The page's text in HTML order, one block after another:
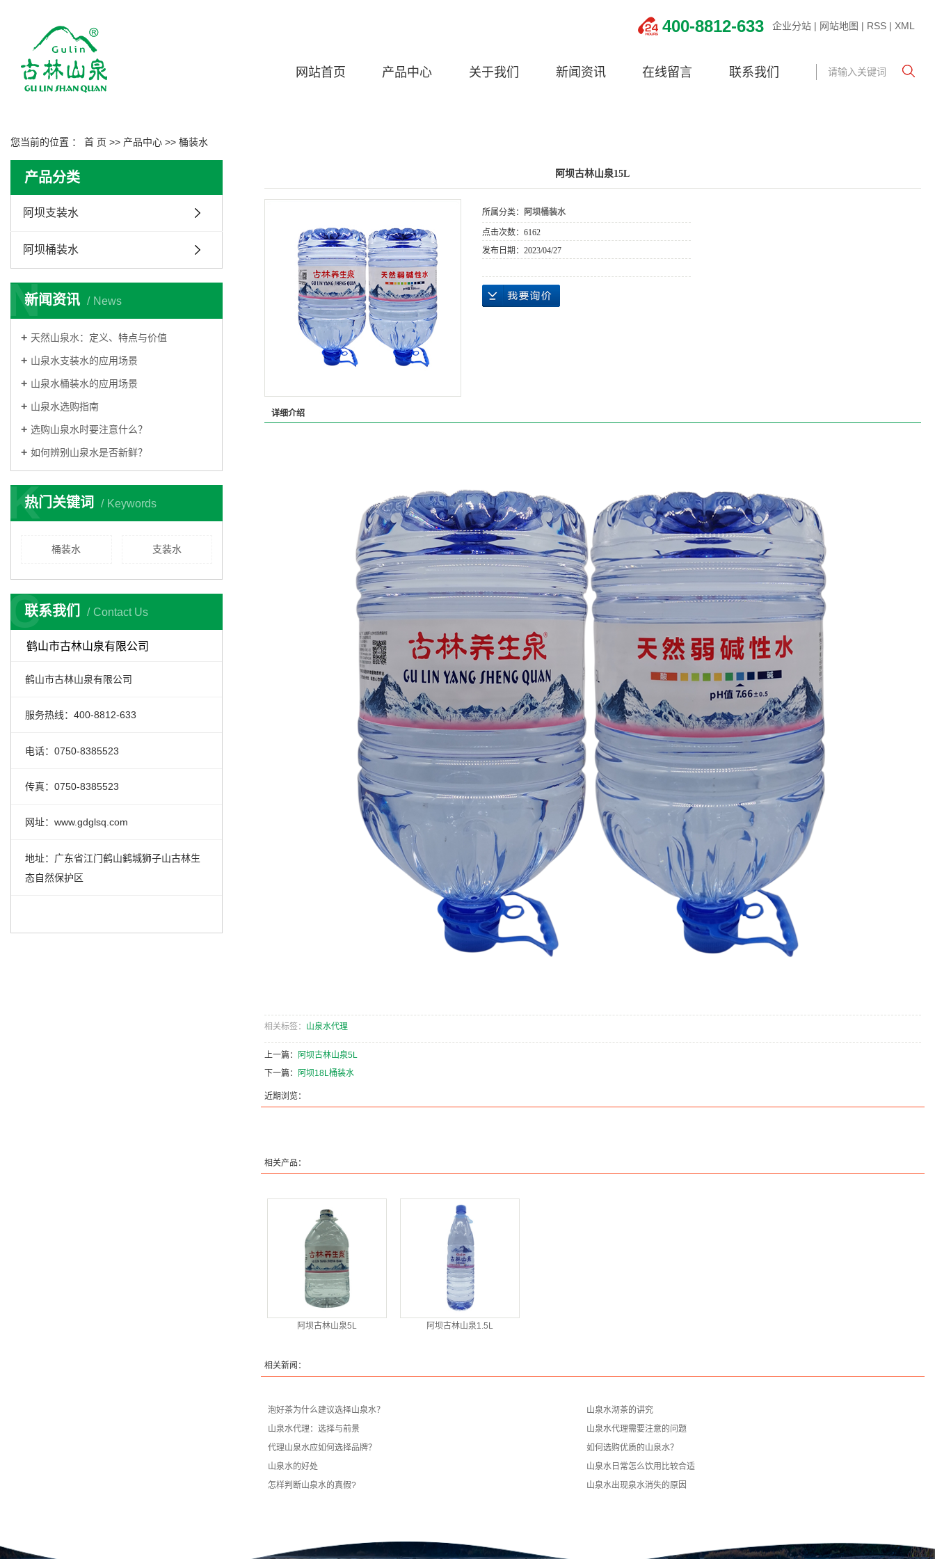
企业分站| 网站地图 | RSS| XML
400-8812-633
网站首页 产品中心 关于我们 新闻资讯 在线留言 联系我们
您当前的位置 ： 首 页 >> 产品中心 >> 桶装水
产品分类
阿坝支装水
阿坝桶装水
新闻资讯 News
N
天然山泉水：定义、特点与价值
山泉水支装水的应用场景
山泉水桶装水的应用场景
山泉水选购指南
选购山泉水时要注意什么？
如何辨别山泉水是否新鲜？
热门关键词 Keywords
K
桶装水 支装水
联系我们 Contact Us
C
鹤山市古林山泉有限公司
鹤山市古林山泉有限公司
服务热线：400-8812-633
电话：0750-8385523
传真：0750-8385523
网址：www.gdglsq.com
地址：广东省江门鹤山鹤城狮子山古林生
态自然保护区
阿坝古林山泉15L
所属分类： 阿坝桶装水
点击次数：6162
发布日期：2023/04/27
详细介绍
相关标签： 山泉水代理
上一篇：
阿坝古林山泉5L
下一篇：
阿坝18L桶装水
近期浏览：
相关产品：
阿坝古林山泉5L 阿坝古林山泉1.5L
相关新闻：
泡好茶为什么建议选择山泉水？
山泉水沏茶的讲究
山泉水代理：选择与前景
山泉水代理需要注意的问题
代理山泉水应如何选择品牌？
如何选购优质的山泉水？
山泉水的好处
山泉水日常怎么饮用比较合适
怎样判断山泉水的真假?
山泉水出现泉水消失的原因